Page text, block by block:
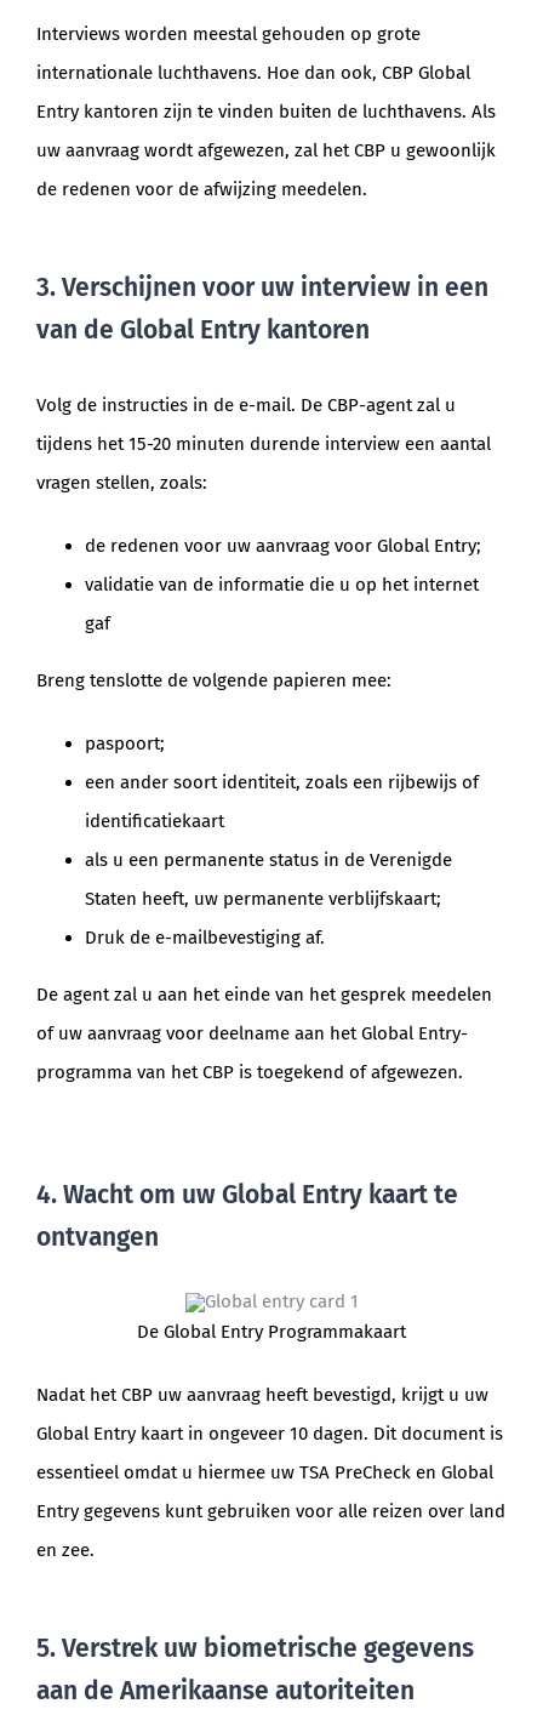
Interviews worden meestal gehouden op grote
internationale luchthavens. Hoe dan ook, CBP Global
Entry kantoren zijn te vinden buiten de luchthavens. Als
uw aanvraag wordt afgewezen, zal het CBP u gewoonlijk
de redenen voor de afwijzing meedelen.
3. Verschijnen voor uw interview in een
van de Global Entry kantoren
Volg de instructies in de e-mail. De CBP-agent zal u
tijdens het 15-20 minuten durende interview een aantal
vragen stellen, zoals:
de redenen voor uw aanvraag voor Global Entry;
validatie van de informatie die u op het internet
gaf
Breng tenslotte de volgende papieren mee:
paspoort;
een ander soort identiteit, zoals een rijbewijs of
identificatiekaart
als u een permanente status in de Verenigde
Staten heeft, uw permanente verblijfskaart;
Druk de e-mailbevestiging af.
De agent zal u aan het einde van het gesprek meedelen
of uw aanvraag voor deelname aan het Global Entry-
programma van het CBP is toegekend of afgewezen.
4. Wacht om uw Global Entry kaart te
ontvangen
De Global Entry Programmakaart
Nadat het CBP uw aanvraag heeft bevestigd, krijgt u uw
Global Entry kaart in ongeveer 10 dagen. Dit document is
essentieel omdat u hiermee uw TSA PreCheck en Global
Entry gegevens kunt gebruiken voor alle reizen over land
en zee.
5. Verstrek uw biometrische gegevens
aan de Amerikaanse autoriteiten